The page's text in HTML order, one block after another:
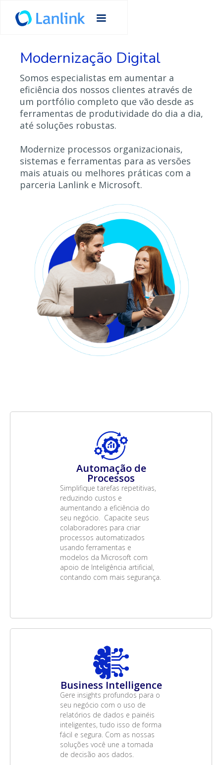
Modernização Digital
Somos especialistas em aumentar a
eficiência dos nossos clientes através de
um portfólio completo que vão desde as
ferramentas de produtividade do dia a dia,
até soluções robustas.
Modernize processos organizacionais,
sistemas e ferramentas para as versões
mais atuais ou melhores práticas com a
parceria Lanlink e Microsoft.
Automação de
Processos
Simplifique tarefas repetitivas,
reduzindo custos e
aumentando a eficiência do
seu negócio. Capacite seus
colaboradores para criar
processos automatizados
usando ferramentas e
modelos da Microsoft com
apoio de Inteligência artificial,
contando com mais segurança.
Business Intelligence
Gere insights profundos para o
seu negócio com o uso de
relatórios de dados e painéis
inteligentes, tudo isso de forma
fácil e segura. Com as nossas
soluções você une a tomada
de decisão aos dados.